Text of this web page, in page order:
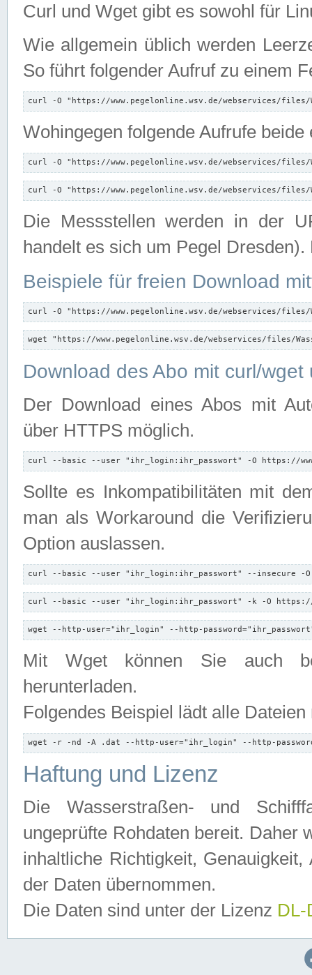
Curl und Wget gibt es sowohl für
Wie allgemein üblich werden
So führt folgender Aufruf zu einem
curl -O "https://www.pegelonline.wsv.de/webservices/files/
Wohingegen folgende Aufrufe beide
curl -O "https://www.pegelonline.wsv.de/webservices/files/
curl -O "https://www.pegelonline.wsv.de/webservices/files/
Die Messstellen werden in der
handelt es sich um Pegel
Beispiele für freien Download
curl -O "https://www.pegelonline.wsv.de/webservices/files/
wget "https://www.pegelonline.wsv.de/webservices/files/
Download des Abo mit curl/
Der Download eines Abos mit
über HTTPS möglich.
curl --basic --user "ihr_login:ihr_passwort" -O https://
Sollte es Inkompatibilitäten mit
man als Workaround die
Option auslassen.
curl --basic --user "ihr_login:ihr_passwort" --insecure -
curl --basic --user "ihr_login:ihr_passwort" -k -O https://
wget --http-user="ihr_login" --http-
Mit Wget können Sie auch
herunterladen.
Folgendes Beispiel lädt alle
wget -r -nd -A .dat --http-user="ihr_login" --http-
Haftung und Lizenz
Die Wasserstraßen- und
ungeprüfte Rohdaten bereit. Daher
inhaltliche Richtigkeit,
der Daten übernommen.
Die Daten sind unter der Lizenz